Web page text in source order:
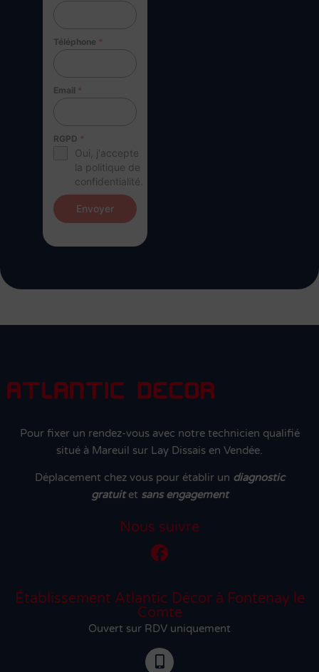
Téléphone *
Email *
RGPD *
Oui, j'accepte
la politique de
confidentialité.
Envoyer
Pour fixer un rendez-vous avec notre technicien qualifié
situé à Mareuil sur Lay Dissais en Vendée.
Déplacement chez vous pour établir un diagnostic
gratuitet sans engagement
Nous suivre
Établissement Atlantic Décor à Fontenay le
Comte
Ouvert sur RDV uniquement